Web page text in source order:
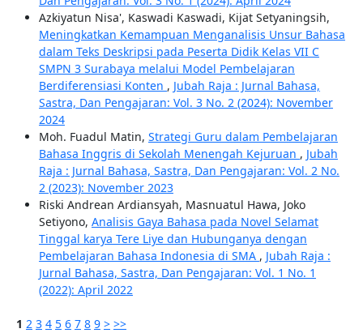
Azkiyatun Nisa', Kaswadi Kaswadi, Kijat Setyaningsih,
Meningkatkan Kemampuan Menganalisis Unsur Bahasa
dalam Teks Deskripsi pada Peserta Didik Kelas VII C
SMPN 3 Surabaya melalui Model Pembelajaran
Berdiferensiasi Konten , Jubah Raja : Jurnal Bahasa,
Sastra, Dan Pengajaran: Vol. 3 No. 2 (2024): November
2024
Moh. Fuadul Matin, Strategi Guru dalam Pembelajaran
Bahasa Inggris di Sekolah Menengah Kejuruan , Jubah
Raja : Jurnal Bahasa, Sastra, Dan Pengajaran: Vol. 2 No.
2 (2023): November 2023
Riski Andrean Ardiansyah, Masnuatul Hawa, Joko
Setiyono, Analisis Gaya Bahasa pada Novel Selamat
Tinggal karya Tere Liye dan Hubunganya dengan
Pembelajaran Bahasa Indonesia di SMA , Jubah Raja :
Jurnal Bahasa, Sastra, Dan Pengajaran: Vol. 1 No. 1
(2022): April 2022
1 2 3 4 5 6 7 8 9 > >>